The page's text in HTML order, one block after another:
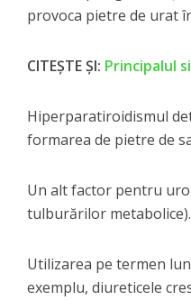
provoca pietre de urat
CITEȘTE ȘI: Principalul
Hiperparatiroidismul
formarea de pietre de
Un alt factor pentru
tulburărilor
Utilizarea pe termen
exemplu, diureticele